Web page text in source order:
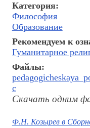
Категория:
Философия
Образование
Рекомендуем к
Гуманитарное
Файлы:
c
Скачать одним
Ф.Н. Козырев в